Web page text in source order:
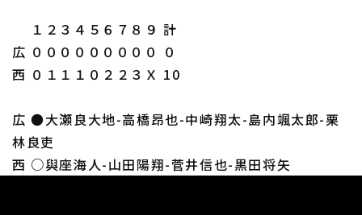
１２３４５６７８９ 計
広 ０００００００００ ０
西 ０１１１０２２３Ｘ 10
広 ●大瀬良大地-高橋昂也-中崎翔太-島内颯太郎-栗
林良吏
西 ○與座海人-山田陽翔-菅井信也-黒田将矢